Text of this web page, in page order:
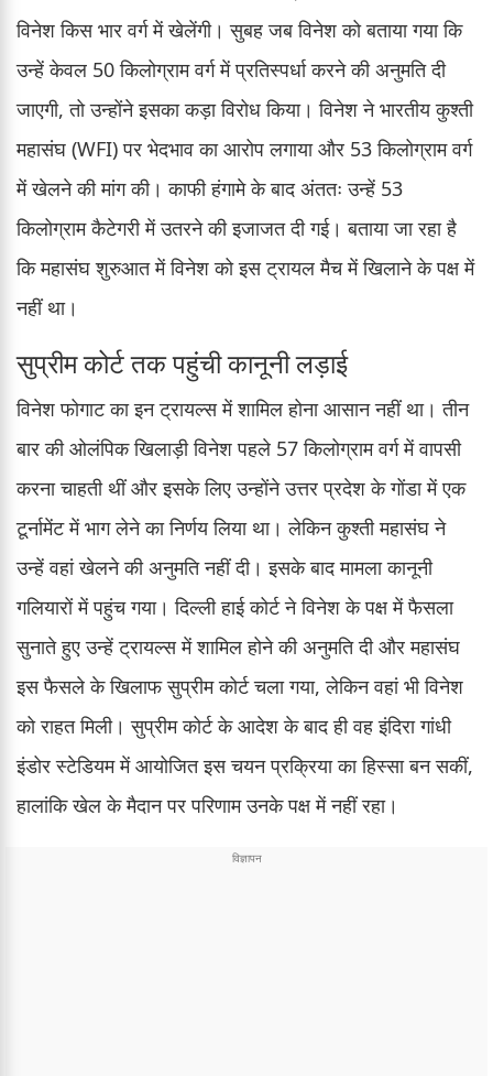
विनेश किस भार वर्ग में खेलेंगी। सुबह जब विनेश को बताया गया कि
उन्हें केवल 50 किलोग्राम वर्ग में प्रतिस्पर्धा करने की अनुमति दी
जाएगी, तो उन्होंने इसका कड़ा विरोध किया। विनेश ने भारतीय कुश्ती
महासंघ (WFI) पर भेदभाव का आरोप लगाया और 53 किलोग्राम वर्ग
में खेलने की मांग की। काफी हंगामे के बाद अंततः उन्हें 53
किलोग्राम कैटेगरी में उतरने की इजाजत दी गई। बताया जा रहा है
कि महासंघ शुरुआत में विनेश को इस ट्रायल मैच में खिलाने के पक्ष में
नहीं था।
सुप्रीम कोर्ट तक पहुंची कानूनी लड़ाई
विनेश फोगाट का इन ट्रायल्स में शामिल होना आसान नहीं था। तीन
बार की ओलंपिक खिलाड़ी विनेश पहले 57 किलोग्राम वर्ग में वापसी
करना चाहती थीं और इसके लिए उन्होंने उत्तर प्रदेश के गोंडा में एक
टूर्नामेंट में भाग लेने का निर्णय लिया था। लेकिन कुश्ती महासंघ ने
उन्हें वहां खेलने की अनुमति नहीं दी। इसके बाद मामला कानूनी
गलियारों में पहुंच गया। दिल्ली हाई कोर्ट ने विनेश के पक्ष में फैसला
सुनाते हुए उन्हें ट्रायल्स में शामिल होने की अनुमति दी और महासंघ
इस फैसले के खिलाफ सुप्रीम कोर्ट चला गया, लेकिन वहां भी विनेश
को राहत मिली। सुप्रीम कोर्ट के आदेश के बाद ही वह इंदिरा गांधी
इंडोर स्टेडियम में आयोजित इस चयन प्रक्रिया का हिस्सा बन सकीं,
हालांकि खेल के मैदान पर परिणाम उनके पक्ष में नहीं रहा।